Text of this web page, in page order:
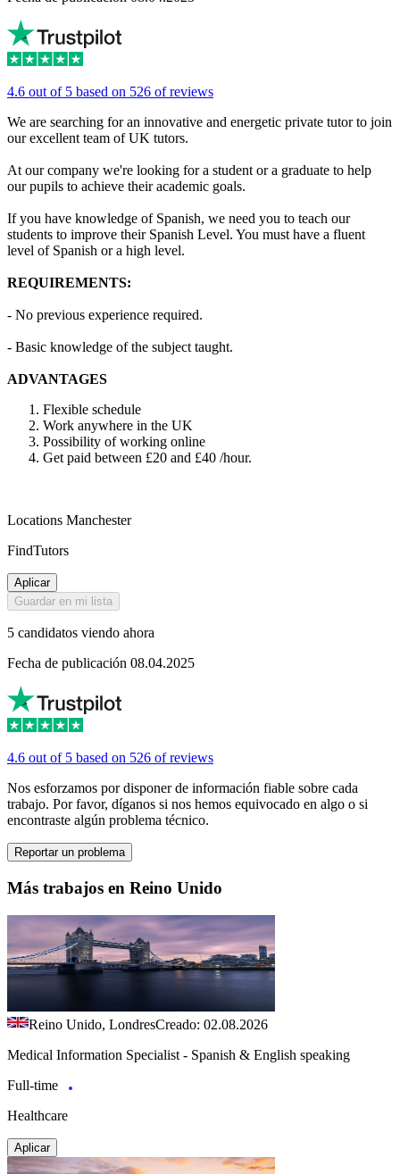
4.6 out of 5 based on 526 of reviews
We are searching for an innovative and energetic private tutor to join
our excellent team of UK tutors.
At our company we're looking for a student or a graduate to help
our pupils to achieve their academic goals.
If you have knowledge of Spanish, we need you to teach our
students to improve their Spanish Level. You must have a fluent
level of Spanish or a high level.
REQUIREMENTS:
- No previous experience required.
- Basic knowledge of the subject taught.
ADVANTAGES
Flexible schedule
Work anywhere in the UK
Possibility of working online
Get paid between £20 and £40 /hour.
Locations Manchester
FindTutors
Aplicar
Guardar en mi lista
5 candidatos viendo ahora
Fecha de publicación 08.04.2025
4.6 out of 5 based on 526 of reviews
Nos esforzamos por disponer de información fiable sobre cada
trabajo. Por favor, díganos si nos hemos equivocado en algo o si
encontraste algún problema técnico.
Reportar un problema
Más trabajos en Reino Unido
Reino Unido, LondresCreado: 02.08.2026
Medical Information Specialist - Spanish & English speaking
Full-time
Healthcare
Aplicar